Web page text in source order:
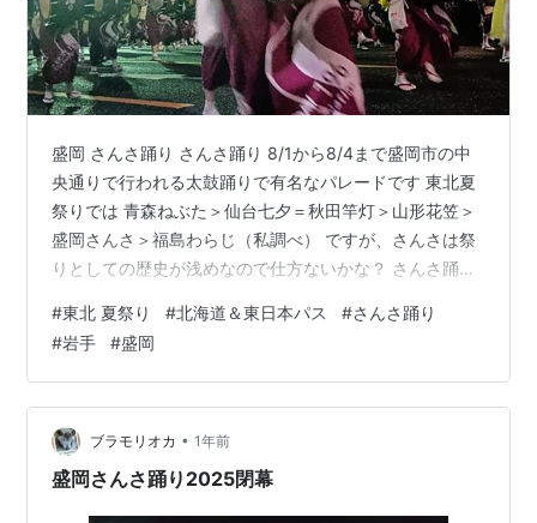
盛岡 さんさ踊り さんさ踊り 8/1から8/4まで盛岡市の中
央通りで行われる太鼓踊りで有名なパレードです 東北夏
祭りでは 青森ねぶた＞仙台七夕＝秋田竿灯＞山形花笠＞
盛岡さんさ＞福島わらじ（私調べ） ですが、さんさは祭
りとしての歴史が浅めなので仕方ないかな？ さんさ踊り
なので踊り自体は江戸期からあったようですがお祭りと
しては今年で48回目 残念ですが戦前から続いてる他県の
夏祭りとは知名度で劣りますね 2025/08/03 仙台⇒盛岡
仙台駅西口の”カプセルホテルとぽす”を7時前にチェック
アウトして駅に向かいます 流石に大きなお街です日曜日
でも朝…
#東北 夏祭り #北海道＆東日本パス #さんさ踊り
#岩手 #盛岡
ブラモリオカ • 1年前
盛岡さんさ踊り2025閉幕